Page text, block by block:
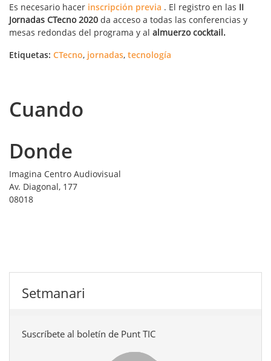
Es necesario hacer inscripción previa . El registro en las II
Jornadas CTecno 2020 da acceso a todas las conferencias y
mesas redondas del programa y al almuerzo cocktail.
Etiquetas: CTecno, jornadas, tecnología
Cuando
Donde
Imagina Centro Audiovisual
Av. Diagonal, 177
08018
Setmanari
Suscríbete al boletín de Punt TIC